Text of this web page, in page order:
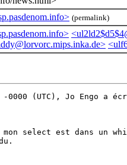
(permalink)
-0000 (UTC), Jo Engo a
select est dans un